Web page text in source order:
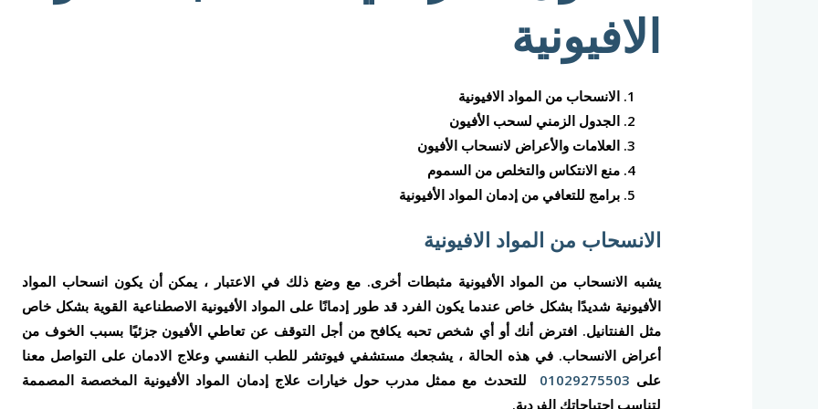
الافيونية
الانسحاب من المواد الافيونية
الجدول الزمني لسحب الأفيون
العلامات والأعراض لانسحاب الأفيون
منع الانتكاس والتخلص من السموم
برامج للتعافي من إدمان المواد الأفيونية
الانسحاب من المواد الافيونية
يشبه الانسحاب من المواد الأفيونية مثبطات أخرى. مع وضع ذلك في الاعتبار ، يمكن أن يكون انسحاب المواد
الأفيونية شديدًا بشكل خاص عندما يكون الفرد قد طور إدمانًا على المواد الأفيونية الاصطناعية القوية بشكل خاص
مثل الفنتانيل. افترض أنك أو أي شخص تحبه يكافح من أجل التوقف عن تعاطي الأفيون جزئيًا بسبب الخوف من
أعراض الانسحاب. في هذه الحالة ، يشجعك مستشفي فيوتشر للطب النفسي وعلاج الادمان على التواصل معنا
على 01029275503 للتحدث مع ممثل مدرب حول خيارات علاج إدمان المواد الأفيونية المخصصة المصممة
لتناسب احتياجاتك الفردية.